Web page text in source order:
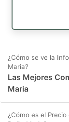
¿Cómo se ve la
Maria?
Las Mejores
Maria
¿Cómo es el